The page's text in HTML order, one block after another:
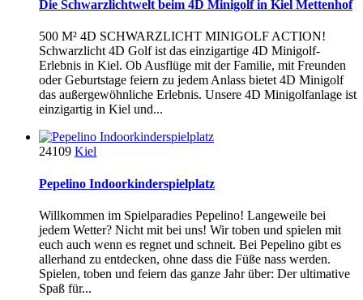
Die Schwarzlichtwelt beim 4D Minigolf in Kiel Mettenhof
500 M² 4D SCHWARZLICHT MINIGOLF ACTION!
Schwarzlicht 4D Golf ist das einzigartige 4D Minigolf-
Erlebnis in Kiel. Ob Ausflüge mit der Familie, mit Freunden
oder Geburtstage feiern zu jedem Anlass bietet 4D Minigolf
das außergewöhnliche Erlebnis. Unsere 4D Minigolfanlage ist
einzigartig in Kiel und...
24109 Kiel
Pepelino Indoorkinderspielplatz
Willkommen im Spielparadies Pepelino! Langeweile bei
jedem Wetter? Nicht mit bei uns! Wir toben und spielen mit
euch auch wenn es regnet und schneit. Bei Pepelino gibt es
allerhand zu entdecken, ohne dass die Füße nass werden.
Spielen, toben und feiern das ganze Jahr über: Der ultimative
Spaß für...